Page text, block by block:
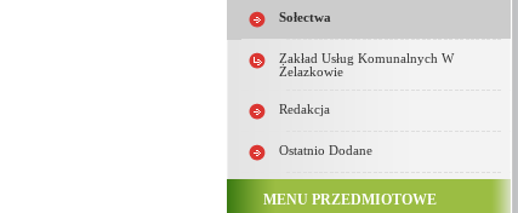
Sołectwa
Zakład Usług Komunalnych W
Żelazkowie
Redakcja
Ostatnio Dodane
MENU PRZEDMIOTOWE